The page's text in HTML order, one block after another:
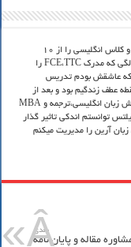
از بچگی عاشق زبان انگلیسی بودم و کلاس انگلیسی را از 10
سالگی رسما شروع کردم تا 17 سالگی که مدرک FCE،TTC را
که عاشقش بودم تدریس
نقطه عطف زندگیم بود و بعد از
تحصیلات دانشگاهی در رشته آموزش زبان انگلیسی،ترجمه و MBA
و آیلتس توانستم اندکی تاثیر گذار
آرین را مدیریت میکنم
بعدی
مقاله و پایان نامه